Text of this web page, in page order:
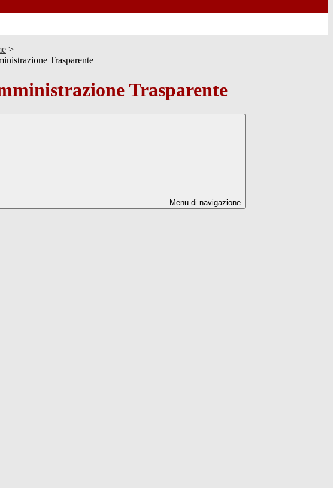
>
Trasparente
Trasparente
Menu di navigazione